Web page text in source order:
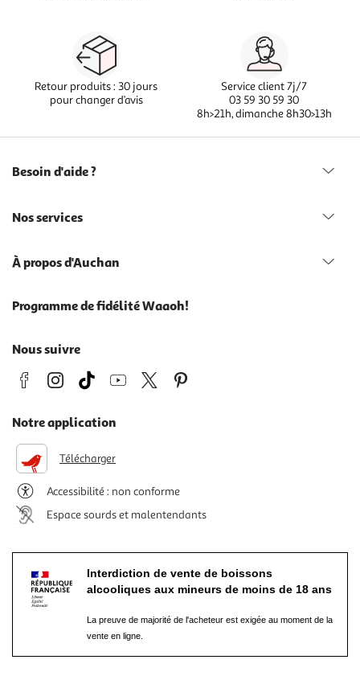
Retour produits : 30 jours
pour changer d’avis
Service client 7j/7
03 59 30 59 30
8h>21h, dimanche 8h30>13h
Besoin d'aide ?
Nos services
À propos d'Auchan
Programme de fidélité Waaoh!
Nous suivre
Notre application
Télécharger
Accessibilité : non conforme
Espace sourds et malentendants
Interdiction de vente de boissons
alcooliques aux mineurs de moins de 18 ans
La preuve de majorité de l'acheteur est exigée au moment de la
vente en ligne.